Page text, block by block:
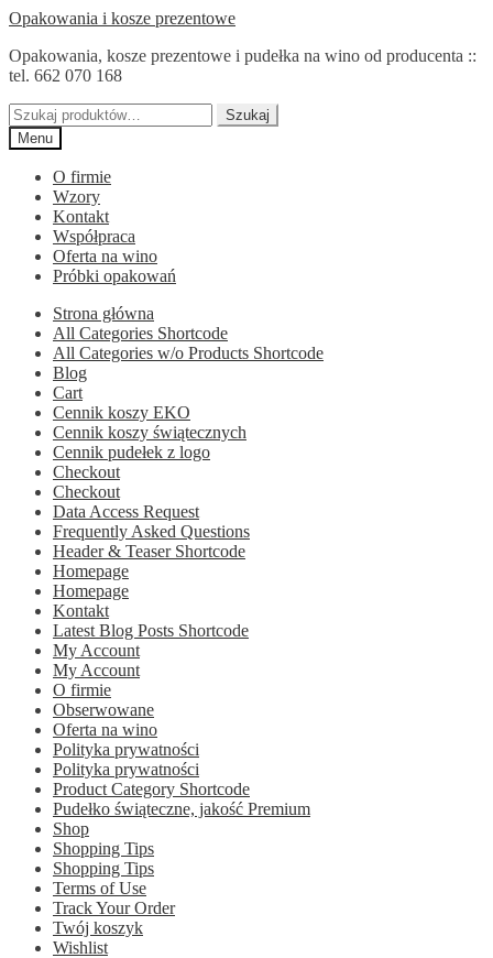
Przejdź
nawigacji
Przejdź
treści
Opakowania i kosze prezentowe
Opakowania, kosze prezentowe i pudełka na wino od producenta ::
tel. 662 070 168
Szukaj:
Szukaj
Menu
O firmie
Wzory
Kontakt
Współpraca
Oferta na wino
Próbki opakowań
Strona główna
All Categories Shortcode
All Categories w/o Products Shortcode
Blog
Cart
Cennik koszy EKO
Cennik koszy świątecznych
Cennik pudełek z logo
Checkout
Checkout
Data Access Request
Frequently Asked Questions
Header & Teaser Shortcode
Homepage
Homepage
Kontakt
Latest Blog Posts Shortcode
My Account
My Account
O firmie
Obserwowane
Oferta na wino
Polityka prywatności
Polityka prywatności
Product Category Shortcode
Pudełko świąteczne, jakość Premium
Shop
Shopping Tips
Shopping Tips
Terms of Use
Track Your Order
Twój koszyk
Wishlist